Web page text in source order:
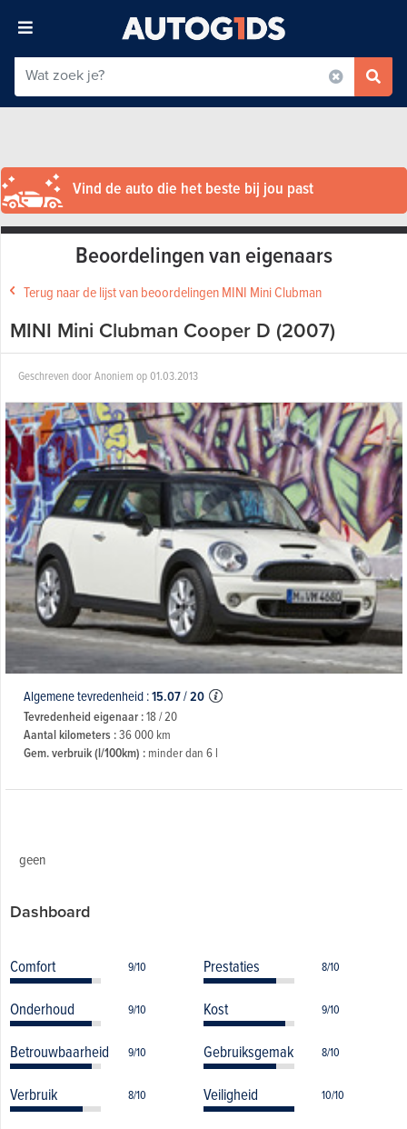
Vind de auto die het beste bij jou past
Beoordelingen van eigenaars
Terug naar de lijst van beoordelingen MINI Mini Clubman
MINI Mini Clubman Cooper D (2007)
Geschreven doorAnoniem op01.03.2013
Algemene tevredenheid :15.07/20
Tevredenheid eigenaar :18 / 20
Aantal kilometers :36 000 km
Gem. verbruik (l/100km) :minder dan 6 l
geen
Dashboard
Comfort 9/10 Prestaties 8/10
Onderhoud 9/10 Kost 9/10
Betrouwbaarheid 9/10 Gebruiksgemak 8/10
Verbruik 8/10 Veiligheid 10/10